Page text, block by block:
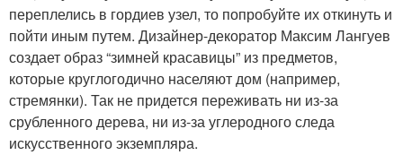
переплелись в гордиев узел, то попробуйте их откинуть и
пойти иным путем. Дизайнер-декоратор Максим Лангуев
создает образ “зимней красавицы” из предметов,
которые круглогодично населяют дом (например,
стремянки). Так не придется переживать ни из-за
срубленного дерева, ни из-за углеродного следа
искусственного экземпляра.